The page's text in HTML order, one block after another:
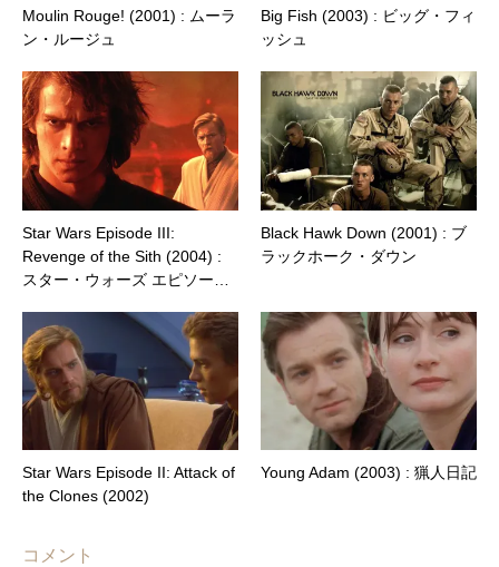
Moulin Rouge! (2001) : ムーラ
ン・ルージュ
Big Fish (2003) : ビッグ・フィ
ッシュ
Star Wars Episode III:
Revenge of the Sith (2004) :
スター・ウォーズ エピソー…
Black Hawk Down (2001) : ブ
ラックホーク・ダウン
Star Wars Episode II: Attack of
the Clones (2002)
Young Adam (2003) : 猟人日記
コメント